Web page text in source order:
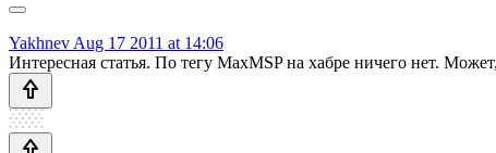
Yakhnev Aug 17 2011 at 14:06
Интересная статья. По тегу MaxMSP на хабре ничего нет.